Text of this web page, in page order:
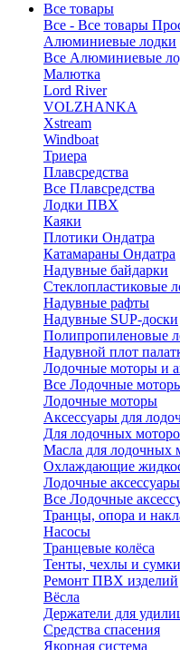
Все товары
Все - Все товары
Алюминиевые лодки
Все Алюминиевые
Малютка
Lord River
VOLZHANKA
Xstream
Windboat
Триера
Плавсредства
Все Плавсредства
Лодки ПВХ
Каяки
Плотики Ондатра
Катамараны Ондатра
Надувные байдарки
Стеклопластиковые
Надувные рафты
Надувные SUP-доски
Полипропиленовые
Надувной плот
Лодочные моторы и
Все Лодочные
Лодочные моторы
Аксессуары для
Для лодочных
Масла для лодочных
Охлаждающие
Лодочные аксессуары
Все Лодочные
Транцы, опора и
Насосы
Транцевые колёса
Тенты, чехлы и
Ремонт ПВХ изделий
Вёсла
Держатели для
Средства спасения
Якорная система